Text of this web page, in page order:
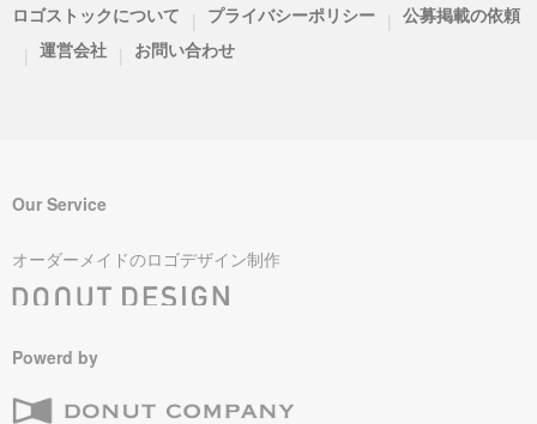
ロゴストックについて | プライバシーポリシー | 公募掲載の依頼
| 運営会社 | お問い合わせ
Our Service
オーダーメイドのロゴデザイン制作
Powerd by